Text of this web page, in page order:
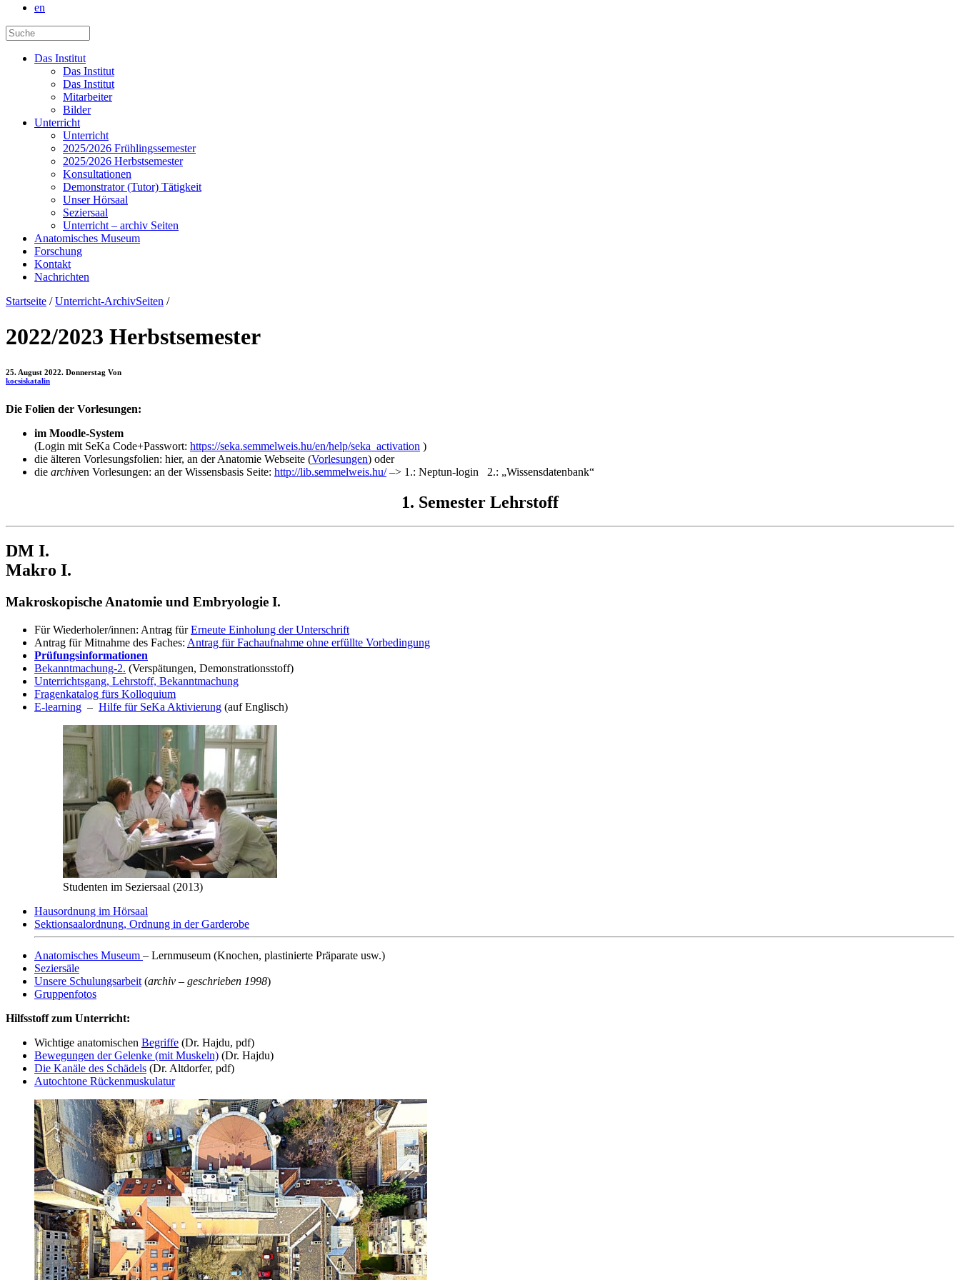
en
Das Institut
Das Institut
Das Institut
Mitarbeiter
Bilder
Unterricht
Unterricht
2025/2026 Frühlingssemester
2025/2026 Herbstsemester
Konsultationen
Demonstrator (Tutor) Tätigkeit
Unser Hörsaal
Seziersaal
Unterricht – archiv Seiten
Anatomisches Museum
Forschung
Kontakt
Nachrichten
Startseite / Unterricht-ArchivSeiten /
2022/2023 Herbstsemester
25. August 2022. Donnerstag Von
kocsiskatalin
Die Folien der Vorlesungen:
im Moodle-System
(Login mit SeKa Code+Passwort: https://seka.semmelweis.hu/en/help/seka_activation )
die älteren Vorlesungsfolien: hier, an der Anatomie Webseite (Vorlesungen) oder
die archiven Vorlesungen: an der Wissensbasis Seite: http://lib.semmelweis.hu/–> 1.: Neptun-login 2.: „Wissensdatenbank“
1. Semester Lehrstoff
DM I.
Makro I.
Makroskopische Anatomie und Embryologie I.
Für Wiederholer/innen: Antrag fürErneute Einholung der Unterschrift
Antrag für Mitnahme des Faches: Antrag für Fachaufnahme ohne erfüllte Vorbedingung
Prüfungsinformationen
Bekanntmachung-2. (Verspätungen, Demonstrationsstoff)
Unterrichtsgang, Lehrstoff, Bekanntmachung
Fragenkatalog fürs Kolloquium
E-learning – Hilfe für SeKa Aktivierung (auf Englisch)
Studenten im Seziersaal (2013)
Hausordnung im Hörsaal
Sektionsaalordnung, Ordnung in der Garderobe
Anatomisches Museum – Lernmuseum (Knochen, plastinierte Präparate usw.)
Seziersäle
Unsere Schulungsarbeit (archiv – geschrieben 1998)
Gruppenfotos
Hilfsstoff zum Unterricht:
Wichtige anatomischen Begriffe (Dr. Hajdu, pdf)
Bewegungen der Gelenke (mit Muskeln) (Dr. Hajdu)
Die Kanäle des Schädels (Dr. Altdorfer, pdf)
Autochtone Rückenmuskulatur